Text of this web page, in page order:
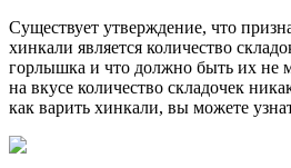
Существует утверждение, что
хинкали является количество
горлышка и что должно быть их не
на вкусе количество складочек
как варить хинкали, вы можете